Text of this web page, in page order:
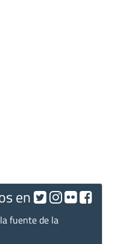
en
fuente de la